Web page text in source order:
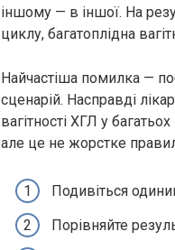
іншому — в іншої. На
циклу, багатоплідна
Найчастіша помилка —
сценарій. Насправді
вагітності ХГЛ у
але це не жорстке
Подивіться
Порівняйте